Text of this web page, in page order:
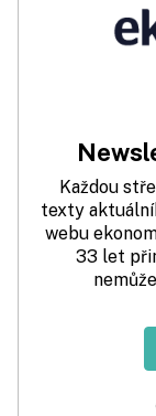
Každou
texty
webu
33 let